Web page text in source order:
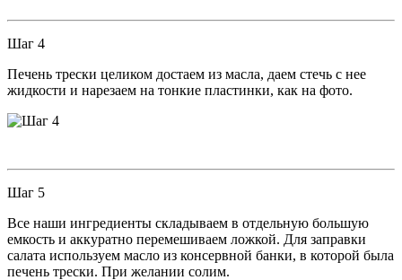
Шаг 4
Печень трески целиком достаем из масла, даем стечь с нее
жидкости и нарезаем на тонкие пластинки, как на фото.
Шаг 5
Все наши ингредиенты складываем в отдельную большую
емкость и аккуратно перемешиваем ложкой. Для заправки
салата используем масло из консервной банки, в которой была
печень трески. При желании солим.